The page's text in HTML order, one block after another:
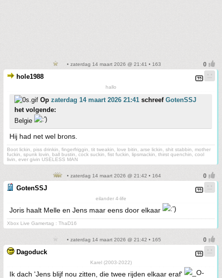
• zaterdag 14 maart 2026 @ 21:41 • 163
hole1988
hallo
Op zaterdag 14 maart 2026 21:41 schreef GotenSSJ
het volgende:
Belgie
Hij had net wel brons.
Boot lickin, piss drinkin, fingerfriggin, tit tweakin, love bitin, arse lickin, shit stabbin, mother
fuckin, spunk lovin, ball bustin, cock suckin, fist fuckin, lipsmackin, thirst quenchin, cool
livin, ever givin USELESS MAN
• zaterdag 14 maart 2026 @ 21:42 • 164
GotenSSJ
eilander 4-life
Joris haalt Melle en Jens maar eens door elkaar
Xbox Live Gamertag : ThaD16
• zaterdag 14 maart 2026 @ 21:42 • 165
Dagoduck
Karel (2003-2022)
Ik dach 'Jens blijf nou zitten, die twee rijden elkaar eraf'